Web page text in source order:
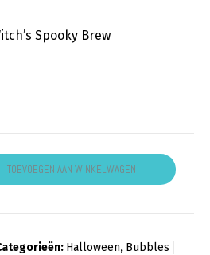
Spooky Brew
Brew aantal
TOEVOEGEN AAN WINKELWAGEN
Halloween, Bubbles